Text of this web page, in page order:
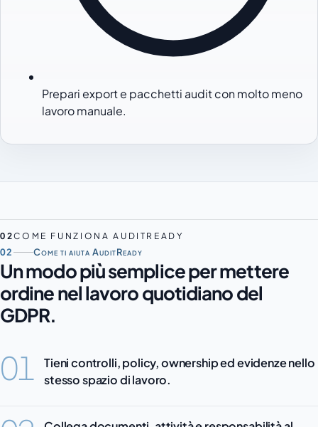
Prepari export e pacchetti audit con molto meno
lavoro manuale.
02COME FUNZIONA AUDITREADY
02 Come ti aiuta AuditReady
Un modo più semplice per mettere
ordine nel lavoro quotidiano del
GDPR.
01
Tieni controlli, policy, ownership ed evidenze nello
stesso spazio di lavoro.